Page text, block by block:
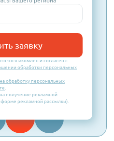
заявку
я ознакомлен и согласен с
обработки персональных
обработку персональных
получение рекламной
форме рекламной рассылки).